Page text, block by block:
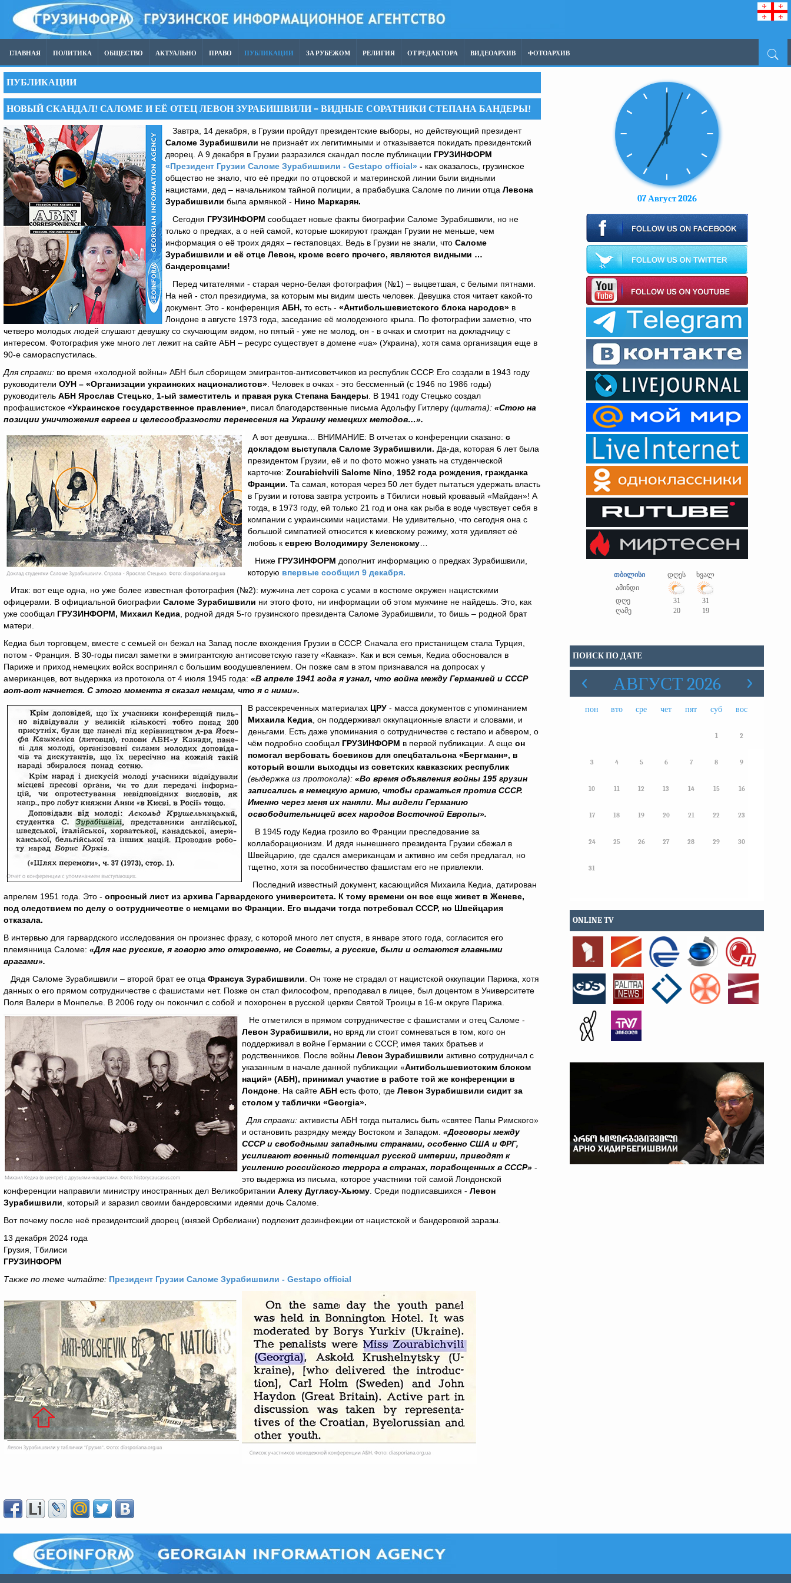
ГЛАВНАЯ ПОЛИТИКА ОБЩЕСТВО АКТУАЛЬНО ПРАВО ПУБЛИКАЦИИ ЗА РУБЕЖОМ РЕЛИГИЯ ОТ РЕДАКТОРА ВИДЕОАРХИВ ФОТОАРХИВ
ПУБЛИКАЦИИ
НОВЫЙ СКАНДАЛ! САЛОМЕ И ЕЁ ОТЕЦ ЛЕВОН ЗУРАБИШВИЛИ – ВИДНЫЕ СОРАТНИКИ СТЕПАНА БАНДЕРЫ!
Завтра, 14 декабря, в Грузии пройдут президентские выборы, но действующий президент
Саломе Зурабишвили не признаёт их легитимными и отказывается покидать президентский
дворец. А 9 декабря в Грузии разразился скандал после публикации ГРУЗИНФОРМ
«Президент Грузии Саломе Зурабишвили - Gestapo official» - как оказалось, грузинское
общество не знало, что её предки по отцовской и материнской линии были видными
нацистами, дед – начальником тайной полиции, а прабабушка Саломе по линии отца Левона
Зурабишвили была армянкой - Нино Маркарян.
Сегодня ГРУЗИНФОРМ сообщает новые факты биографии Саломе Зурабишвили, но не
только о предках, а о ней самой, которые шокируют граждан Грузии не меньше, чем
информация о её троих дядях – гестаповцах. Ведь в Грузии не знали, что Саломе
Зурабишвили и её отце Левон, кроме всего прочего, являются видными …
бандеровцами!
Перед читателями - старая черно-белая фотография (№1) – выцветшая, с белыми пятнами.
На ней - стол президиума, за которым мы видим шесть человек. Девушка стоя читает какой-то
документ. Это - конференция АБН, то есть - «Антибольшевистского блока народов» в
Лондоне в августе 1973 года, заседание её молодежного крыла. По фотографии заметно, что
четверо молодых людей слушают девушку со скучающим видом, но пятый - уже не молод, он - в очках и смотрит на докладчицу с
интересом. Фотография уже много лет лежит на сайте АБН – ресурс существует в домене «ua» (Украина), хотя сама организация еще в
90-е самораспустилась.
Для справки: во время «холодной войны» АБН был сборищем эмигрантов-антисоветчиков из республик СССР. Его создали в 1943 году
руководители ОУН – «Организации украинских националистов» . Человек в очках - это бессменный (с 1946 по 1986 годы)
руководитель АБН Ярослав Стецько 1-ый заместитель и правая рука Степана Бандеры . В 1941 году Стецько создал
профашистское «Украинское государственное правление» , писал благодарственные письма Адольфу Гитлеру (цитата): «Стою на
позиции уничтожения евреев и целесообразности перенесения на Украину немецких методов…».
А вот девушка… ВНИМАНИЕ: В отчетах о конференции сказано: с
докладом выступала Саломе Зурабишвили. Да-да, которая 6 лет была
президентом Грузии, её и по фото можно узнать на студенческой
карточке: Zourabichvili Salome Nino
1952 года рождения, гражданка
Франции. Та самая, которая через 50 лет будет пытаться удержать власть
в Грузии и готова завтра устроить в Тбилиси новый кровавый «Майдан»! А
тогда, в 1973 году, ей только 21 год и она как рыба в воде чувствует себя в
компании с украинскими нацистами. Не удивительно, что сегодня она с
большой симпатией относится к киевскому режиму, хотя удивляет её
любовь к еврею Володимиру Зеленскому
Ниже ГРУЗИНФОРМ дополнит информацию о предках Зурабишвили,
которую впервые сообщил 9 декабря.
Итак: вот еще одна, но уже более известная фотография (№2): мужчина лет сорока с усами в костюме окружен нацистскими
офицерами. В официальной биографии Саломе Зурабишвили ни этого фото, ни информации об этом мужчине не найдешь. Это, как
уже сообщал ГРУЗИНФОРМ, Михаил Кедиа , родной дядя 5-го грузинского президента Саломе Зурабишвили, то бишь – родной брат
матери.
Кедиа был торговцем, вместе с семьей он бежал на Запад после вхождения Грузии в СССР. Сначала его пристанищем стала Турция,
потом - Франция. В 30-годы писал заметки в эмигрантскую антисоветскую газету «Кавказ». Как и вся семья, Кедиа обосновался в
Париже и приход немецких войск воспринял с большим воодушевлением. Он позже сам в этом признавался на допросах у
американцев, вот выдержка из протокола от 4 июля 1945 года: «В апреле 1941 года я узнал, что война между Германией и СССР
вот-вот начнется. С этого момента я сказал немцам, что я с ними».
В рассекреченных материалах ЦРУ - масса документов с упоминанием
Михаила Кедиа , он поддерживал оккупационные власти и словами, и
деньгами. Есть даже упоминания о сотрудничестве с гестапо и абвером, о
чём подробно сообщал ГРУЗИНФОРМ в первой публикации. А еще он
помогал вербовать боевиков для спецбатальона «Бергманн», в
который вошли выходцы из советских кавказских республик
(выдержка из протокола): «Во время объявления войны 195 грузин
записались в немецкую армию, чтобы сражаться против СССР.
Именно через меня их наняли. Мы видели Германию
освободительницей всех народов Восточной Европы».
В 1945 году Кедиа грозило во Франции преследование за
коллаборационизм. И дядя нынешнего президента Грузии сбежал в
Швейцарию, где сдался американцам и активно им себя предлагал, но
тщетно, хотя за пособничество фашистам его не привлекли.
Последний известный документ, касающийся Михаила Кедиа, датирован
апрелем 1951 года. Это - опросный лист из архива Гарвардского университета. К тому времени он все еще живет в Женеве,
под следствием по делу о сотрудничестве с немцами во Франции. Его выдачи тогда потребовал СССР, но Швейцария
отказала.
В интервью для гарвардского исследования он произнес фразу, с которой много лет спустя, в январе этого года, согласится его
племянница Саломе: «Для нас русские, я говорю это откровенно, не Советы, а русские, были и остаются главными
врагами».
Дядя Саломе Зурабишвили – второй брат ее отца Франсуа Зурабишвили . Он тоже не страдал от нацистской оккупации Парижа, хотя
данных о его прямом сотрудничестве с фашистами нет. Позже он стал философом, преподавал в лицее, был доцентом в Университете
Поля Валери в Монпелье. В 2006 году он покончил с собой и похоронен в русской церкви Святой Троицы в 16-м округе Парижа.
Не отметился в прямом сотрудничестве с фашистами и отец Саломе -
Левон Зурабишвили, но вряд ли стоит сомневаться в том, кого он
поддерживал в войне Германии с СССР, имея таких братьев и
родственников. После войны Левон Зурабишвили активно сотрудничал с
указанным в начале данной публикации «Антибольшевистским блоком
наций» (АБН), принимал участие в работе той же конференции в
Лондоне . На сайте АБН есть фото, где Левон Зурабишвили сидит за
столом у таблички «Georgia».
Для справки: активисты АБН тогда пытались быть «святее Папы Римского»
и остановить разрядку между Востоком и Западом. «Договоры между
СССР и свободными западными странами, особенно США и ФРГ,
усиливают военный потенциал русской империи, приводят к
усилению российского террора в странах, порабощенных в СССР» -
это выдержка из письма, которое участники той самой Лондонской
конференции направили министру иностранных дел Великобритании Алеку Дугласу-Хьюму . Среди подписавшихся - Левон
Зурабишвили , который и заразил своими бандеровскими идеями дочь Саломе.
Вот почему после неё президентский дворец (князей Орбелиани) подлежит дезинфекции от нацистской и бандеровкой заразы.
13 декабря 2024 года
Грузия, Тбилиси
ГРУЗИНФОРМ
Также по теме читайте: Президент Грузии Саломе Зурабишвили - Gestapo official
07 Август 2026
თბილისი დღეს
ხვალ
ამინდი
დღე
31
31
ღამე
20 19
ПОИСК ПО ДАТЕ
АВГУСТ 2026
пон вто сре чет пят суб вос
1 2
3 4 5 6 7 8 9
10 11 12 13 14 15 16
17 18 19 20 21 22 23
24 25 26 27 28 29 30
31
ONLINE TV